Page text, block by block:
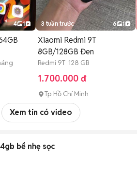
4 1 3 tuần trước 6 1
Xiaomi Redmi 9T
8GB/128GB Đen
Redmi 9T 128 GB
1.700.000 đ
Tp Hồ Chí Minh
Xem tin có video
bể nhẹ sọc